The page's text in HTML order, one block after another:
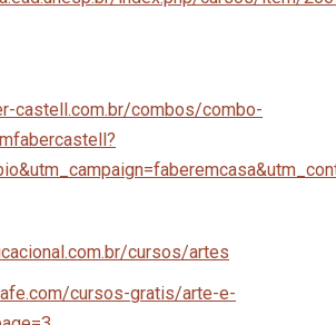
castell.com.br/combos/combo-
cursos/artes
cursos-gratis/arte-e-